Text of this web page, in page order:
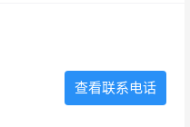
查看联系电话